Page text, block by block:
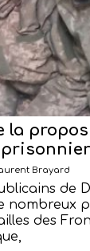
la
Brayard
de
nombreux
des